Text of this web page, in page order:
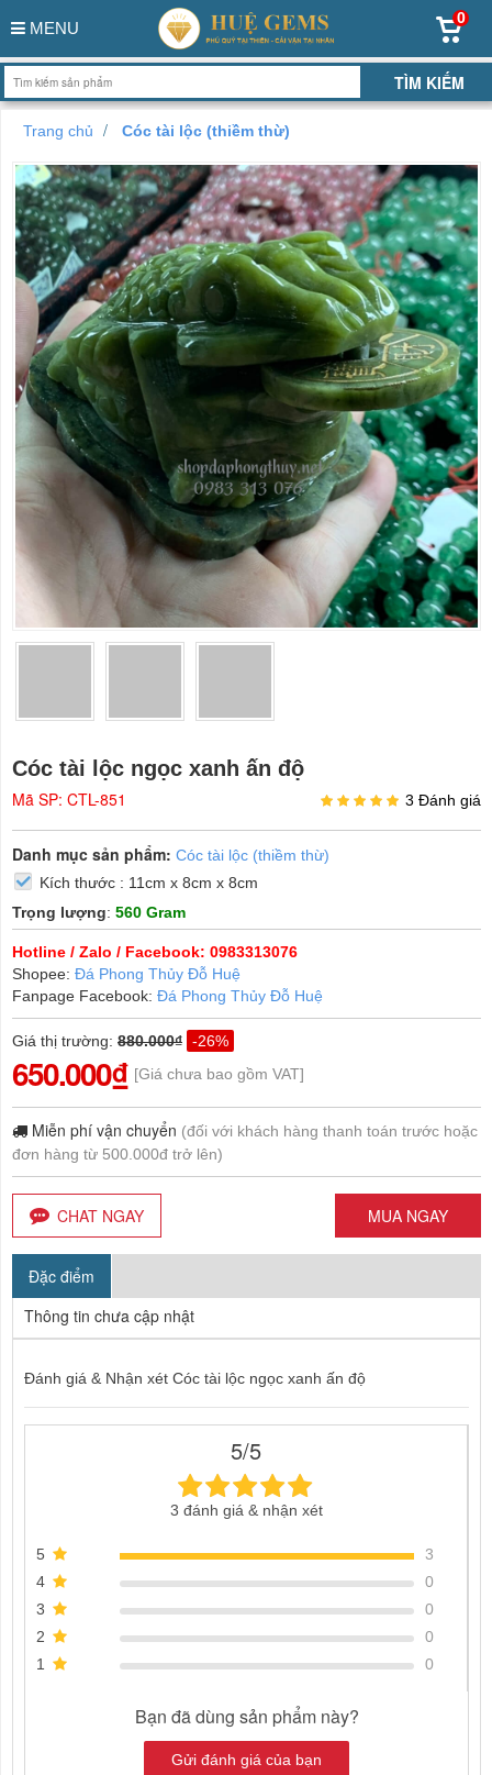
MENU
0
Trang chủ Cóc tài lộc (thiềm thừ)
Cóc tài lộc ngọc xanh ấn độ
Mã SP: CTL-851 3 Đánh giá
Danh mục sản phẩm: Cóc tài lộc (thiềm thừ)
Kích thước : 11cm x 8cm x 8cm
Trọng lượng: 560 Gram
Hotline / Zalo / Facebook: 0983313076
Shopee: Đá Phong Thủy Đỗ Huệ
Fanpage Facebook: Đá Phong Thủy Đỗ Huệ
Giá thị trường: 880.000₫ -26%
650.000₫ [Giá chưa bao gồm VAT]
Miễn phí vận chuyển (đối với khách hàng thanh toán trước hoặc
đơn hàng từ 500.000đ trở lên)
CHAT NGAY MUA NGAY
Đặc điểm
Thông tin chưa cập nhật
Đánh giá & Nhận xét Cóc tài lộc ngọc xanh ấn độ
5/5
3 đánh giá & nhận xét
5
3
4
0
3
0
2
0
1
0
Bạn đã dùng sản phẩm này?
Gửi đánh giá của bạn